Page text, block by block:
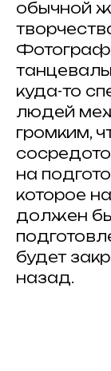
обычной
куда-то
людей
громким,
на
которое
должен
будет
назад.